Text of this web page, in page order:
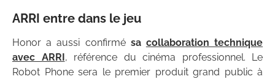
ARRI entre dans le jeu
Honor a aussi confirmé sa collaboration technique
avec ARRI, référence du cinéma professionnel. Le
Robot Phone sera le premier produit grand public à